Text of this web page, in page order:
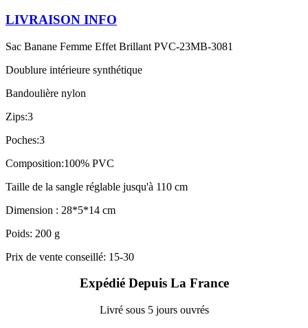
LIVRAISON INFO
Sac Banane Femme Effet Brillant PVC-23MB-3081
Doublure intérieure synthétique
Bandoulière nylon
Zips:3
Poches:3
Composition:100% PVC
Taille de la sangle réglable jusqu'à 110 cm
Dimension : 28*5*14 cm
Poids: 200 g
Prix de vente conseillé: 15-30
Expédié Depuis La France
Livré sous 5 jours ouvrés